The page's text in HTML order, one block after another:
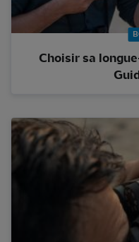
Choisir sa